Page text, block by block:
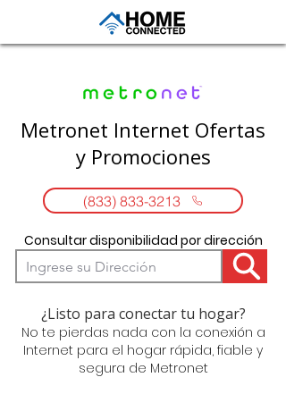
Metronet Internet Ofertas
y Promociones
(833) 833-3213
Consultar disponibilidad por dirección
¿Listo para conectar tu hogar?
No te pierdas nada con la conexión a
Internet para el hogar rápida, fiable y
segura de Metronet